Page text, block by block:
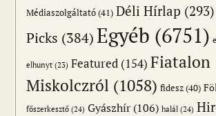
Médiaszolgáltató(41) Déli Hírlap (293)
Picks (384)Egyéb (6751)
elhunyt (23) Featured (154) Fiatalon
Miskolczról (1058) fidesz(40)
főszerkesztő (24) Gyászhír (106) halál (24)